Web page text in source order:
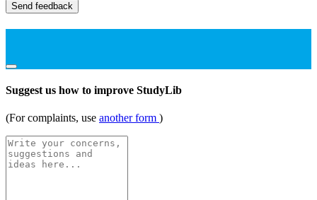
Send feedback
Suggest us how to improve StudyLib
(For complaints, use another form )